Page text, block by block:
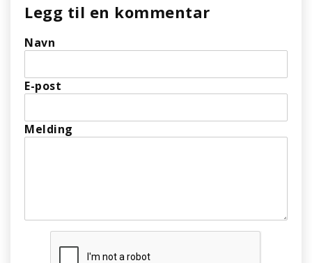
Legg til en kommentar
Navn
E-post
Melding